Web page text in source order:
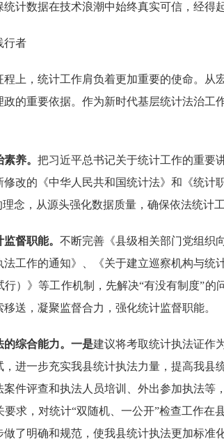
计数据在技术浪潮中始终真实可信，经得
行者
上，统计工作肩负着更加重要的使命。从
的重要依据。作为新时代基层统计法治工
养。 把习近平总书记关于统计工作的重要
改的《中华人民共和国统计法》和《统计
念，从源头强化数据质量，确保依法统计
督职能。 不断完善《县级相关部门党组织
工作的通知》、《关于建立巡察机构与统
）》等工作机制，先解决“有没有制度”的
送，凝聚监督合力，强化统计监督职能。
综合能力。 一是建议将考取统计执法证作
进一步充实我县统计执法力量，提高我县
案件评查和执法人员培训、外出参加执法等
要求，对统计“双随机、一公开”检查工作在
了明确和规范，使我县统计执法更加标准